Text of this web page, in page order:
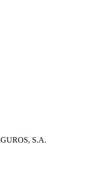
S.A.